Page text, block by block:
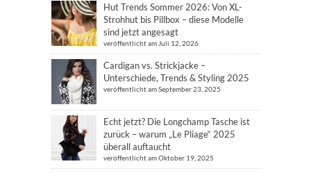
Hut Trends Sommer 2026: Von XL-
Strohhut bis Pillbox – diese Modelle
sind jetzt angesagt
veröffentlicht am Juli 12, 2026
Cardigan vs. Strickjacke –
Unterschiede, Trends & Styling 2025
veröffentlicht am September 23, 2025
Echt jetzt? Die Longchamp Tasche ist
zurück – warum „Le Pliage“ 2025
überall auftaucht
veröffentlicht am Oktober 19, 2025